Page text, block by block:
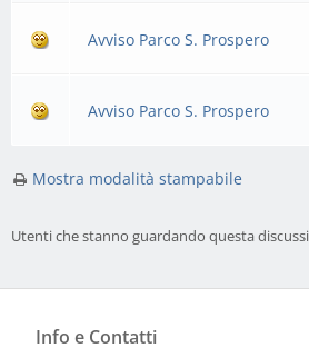
Avviso Parco S. Prospero
Avviso Parco S. Prospero
Mostra modalità stampabile
Utenti che stanno guardando questa
Info e Contatti